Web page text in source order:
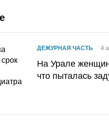
ДЕЖУРНАЯ ЧАСТЬ 4
На Урале
что пыталась